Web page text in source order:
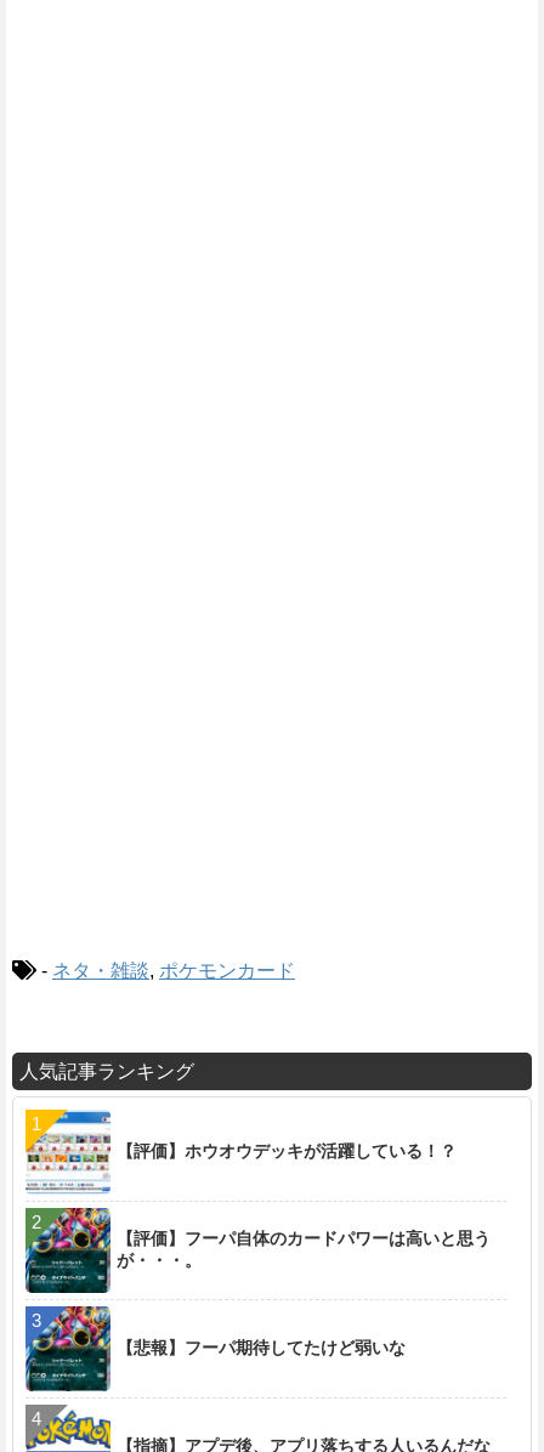
- ネタ・雑談, ポケモンカード
人気記事ランキング
【評価】ホウオウデッキが活躍している！？
【評価】フーパ自体のカードパワーは高いと思う
が・・・。
【悲報】フーパ期待してたけど弱いな
【指摘】アプデ後、アプリ落ちする人いるんだな